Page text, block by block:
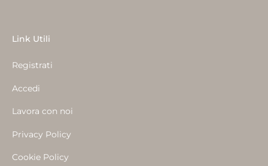
Link Utili
Registrati
Accedi
Lavora con noi
Privacy Policy
Cookie Policy